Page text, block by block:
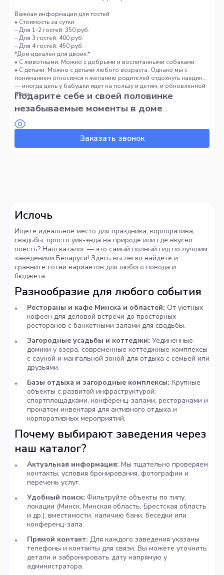
Важная информация для гостей
• Стоимость за сутки:
– Для 1-2 гостей: 350 руб.
– Для 3 гостей: 400 руб.
– Для 4 гостей: 450 руб.
*Дом идеален для двоих.*
• С животными: Можно с добрыми и воспитанными собаками.
• С детьми: Можно с детьми любого возраста. Однако мы с
пониманием относимся к желанию родителей отдохнуть наедине
— иногда день у бабушки идет на пользу и детям, и обновленной
маме.
Подарите себе и своей половинке
незабываемые моменты в доме
«Каханне». Забронируйте свою лесную
сказку для влюбленных!
Заказать звонок
Ислочь
Ищете идеальное место для праздника, корпоратива,
свадьбы, просто уик-энда на природе или где вкусно
поесть? Наш каталог — это самый полный гид по лучшим
заведениям Беларуси! Здесь вы легко найдете и
сравните сотни вариантов для любого повода и
бюджета.
Разнообразие для любого события
Рестораны и кафе Минска и областей: От уютных
кофеен для деловой встречи до просторных
ресторанов с банкетными залами для свадьбы.
Загородные усадьбы и коттеджи: Уединенные
домики у озера, современные коттеджные комплексы
с сауной и мангальной зоной для отдыха с семьей или
друзьями.
Базы отдыха и загородные комплексы: Крупные
объекты с развитой инфраструктурой:
спортплощадками, конференц-залами, ресторанами и
прокатом инвентаря для активного отдыха и
корпоративных мероприятий.
Почему выбирают заведения через
наш каталог?
Актуальная информация: Мы тщательно проверяем
контакты, условия бронирования, фотографии и
перечень услуг.
Удобный поиск: Фильтруйте объекты по типу,
локации (Минск, Минская область, Брестская область
и др.), вместимости, наличию бани, беседки или
конференц-зала.
Прямой контакт: Для каждого заведения указаны
телефоны и контакты для связи. Вы можете уточнить
детали и забронировать дату напрямую у
администратора.